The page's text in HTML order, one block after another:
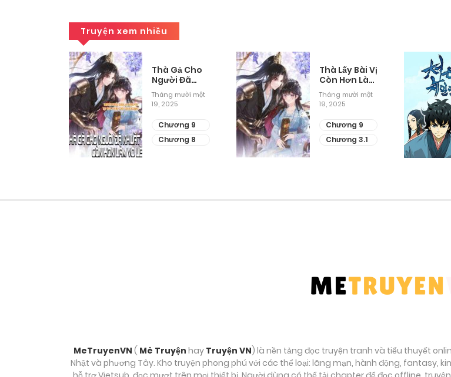
Truyện xem nhiều
Thà Gả Cho
Người Đã
Khuất Còn
Hơn Làm Vợ
Lẽ
Tháng mười một
19, 2025
Chương 9
Chương 8
Thà Lấy Bài Vị
Còn Hơn Làm
Thiếp
Tháng mười một
19, 2025
Chương 9
Chương 3.1
MeTruyenVN ( Mê Truyện hay Truyện VN) là nền tảng đọc truyện tranh và tiểu thuyết
Nhật và phương Tây. Kho truyện phong phú với các thể loại: lãng mạn, hành động, fantasy,